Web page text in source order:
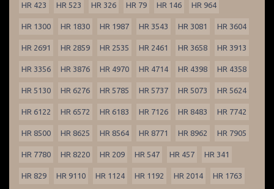
HR 423 HR 523 HR 326 HR 79 HR 146 HR 964
HR 1300 HR 1830 HR 1987 HR 3543 HR 3081 HR 3604
HR 2691 HR 2859 HR 2535 HR 2461 HR 3658 HR 3913
HR 3356 HR 3876 HR 4970 HR 4714 HR 4398 HR 4358
HR 5130 HR 6276 HR 5785 HR 5737 HR 5073 HR 5624
HR 6122 HR 6572 HR 6183 HR 7126 HR 8483 HR 7742
HR 8500 HR 8625 HR 8564 HR 8771 HR 8962 HR 7905
HR 7780 HR 8220 HR 209 HR 547 HR 457 HR 341
HR 829 HR 9110 HR 1124 HR 1192 HR 2014 HR 1763